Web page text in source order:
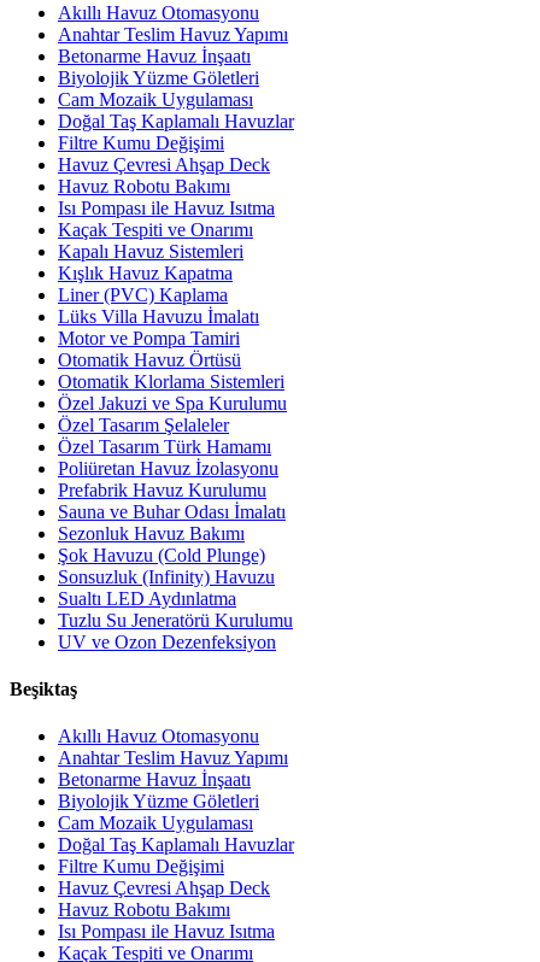
Akıllı Havuz Otomasyonu
Anahtar Teslim Havuz Yapımı
Betonarme Havuz İnşaatı
Biyolojik Yüzme Göletleri
Cam Mozaik Uygulaması
Doğal Taş Kaplamalı Havuzlar
Filtre Kumu Değişimi
Havuz Çevresi Ahşap Deck
Havuz Robotu Bakımı
Isı Pompası ile Havuz Isıtma
Kaçak Tespiti ve Onarımı
Kapalı Havuz Sistemleri
Kışlık Havuz Kapatma
Liner (PVC) Kaplama
Lüks Villa Havuzu İmalatı
Motor ve Pompa Tamiri
Otomatik Havuz Örtüsü
Otomatik Klorlama Sistemleri
Özel Jakuzi ve Spa Kurulumu
Özel Tasarım Şelaleler
Özel Tasarım Türk Hamamı
Poliüretan Havuz İzolasyonu
Prefabrik Havuz Kurulumu
Sauna ve Buhar Odası İmalatı
Sezonluk Havuz Bakımı
Şok Havuzu (Cold Plunge)
Sonsuzluk (Infinity) Havuzu
Sualtı LED Aydınlatma
Tuzlu Su Jeneratörü Kurulumu
UV ve Ozon Dezenfeksiyon
Beşiktaş
Akıllı Havuz Otomasyonu
Anahtar Teslim Havuz Yapımı
Betonarme Havuz İnşaatı
Biyolojik Yüzme Göletleri
Cam Mozaik Uygulaması
Doğal Taş Kaplamalı Havuzlar
Filtre Kumu Değişimi
Havuz Çevresi Ahşap Deck
Havuz Robotu Bakımı
Isı Pompası ile Havuz Isıtma
Kaçak Tespiti ve Onarımı